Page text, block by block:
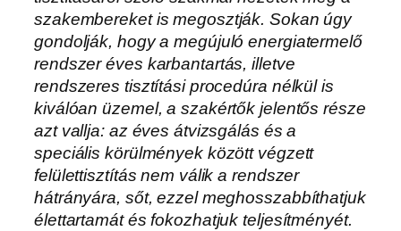
szakembereket is megosztják. Sokan úgy
gondolják, hogy a megújuló energiatermelő
rendszer éves karbantartás, illetve
rendszeres tisztítási procedúra nélkül is
kiválóan üzemel, a szakértők jelentős része
azt vallja: az éves átvizsgálás és a
speciális körülmények között végzett
felülettisztítás nem válik a rendszer
hátrányára, sőt, ezzel meghosszabbíthatjuk
élettartamát és fokozhatjuk teljesítményét.